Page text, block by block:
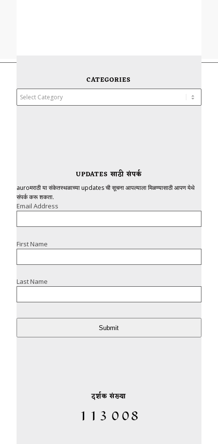
CATEGORIES
Categories
UPDATES साठी संपर्क
auroमराठी या संकेतस्थळाच्या updates ची सूचना आपल्याला मिळण्यासाठी आपण येथे
संपर्क करू शकता.
Email Address
First Name
Last Name
Submit
दर्शक संख्या